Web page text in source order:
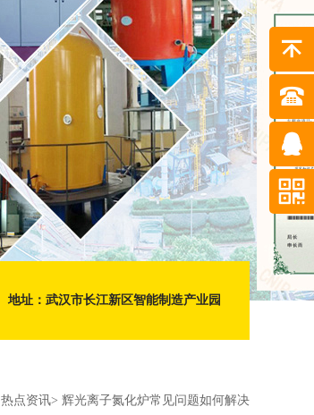
地址：武汉市长江新区智能制造产业园
热点资讯> 辉光离子氮化炉常见问题如何解决